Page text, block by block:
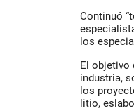
Continuó
los
El objetivo
industria,
los
litio,